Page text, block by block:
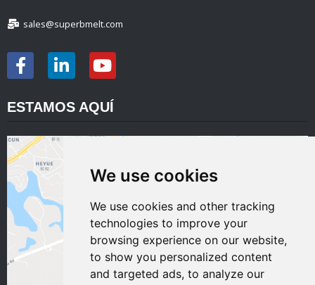
We use cookies
We use cookies and other tracking
technologies to improve your
browsing experience on our website,
to show you personalized content
and targeted ads, to analyze our
sales@superbmelt.com
ESTAMOS AQUÍ